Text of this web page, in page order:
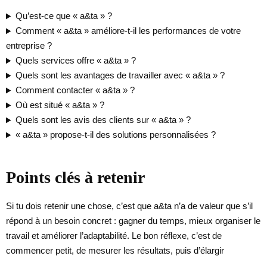
Qu’est-ce que « a&ta » ?
Comment « a&ta » améliore-t-il les performances de votre
entreprise ?
Quels services offre « a&ta » ?
Quels sont les avantages de travailler avec « a&ta » ?
Comment contacter « a&ta » ?
Où est situé « a&ta » ?
Quels sont les avis des clients sur « a&ta » ?
« a&ta » propose-t-il des solutions personnalisées ?
Points clés à retenir
Si tu dois retenir une chose, c’est que a&ta n’a de valeur que s’il
répond à un besoin concret : gagner du temps, mieux organiser le
travail et améliorer l’adaptabilité. Le bon réflexe, c’est de
commencer petit, de mesurer les résultats, puis d’élargir